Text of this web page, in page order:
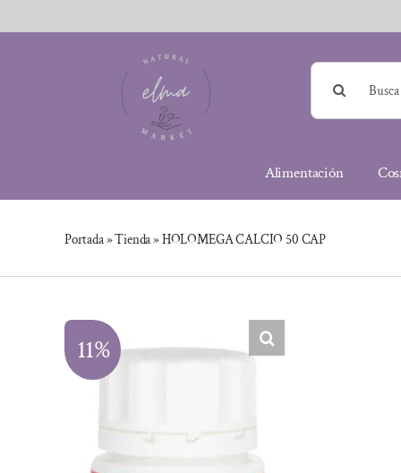
al
Buscar:
Alimentación
Portada»Tienda»HOLOMEGA CALCIO 50 CAP
11%